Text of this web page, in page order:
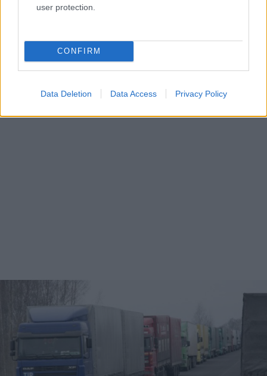
user protection.
CONFIRM
Data Deletion Data Access Privacy Policy